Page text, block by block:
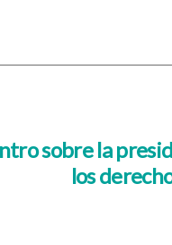
sobre la
los